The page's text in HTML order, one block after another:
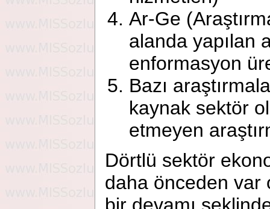
Ar-Ge
alanda yapılan
enformasyon
Bazı
kaynak sektör
etmeyen
Dörtlü sektör
daha önceden var
bir devamı